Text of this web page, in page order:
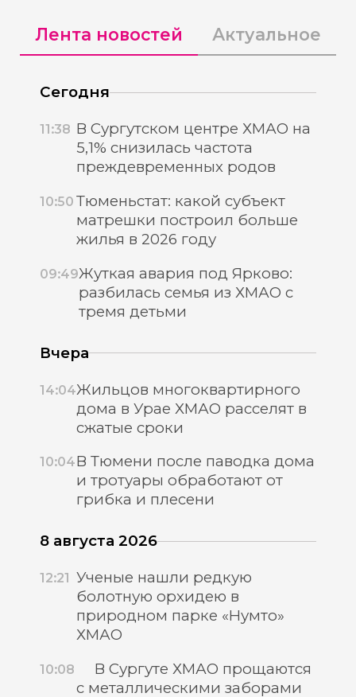
Лента новостей Актуальное
Сегодня
11:38 В Сургутском центре ХМАО на
5,1% снизилась частота
преждевременных родов
10:50 Тюменьстат: какой субъект
матрешки построил больше
жилья в 2026 году
09:49Жуткая авария под Ярково:
разбилась семья из ХМАО с
тремя детьми
Вчера
14:04Жильцов многоквартирного
дома в Урае ХМАО расселят в
сжатые сроки
10:04В Тюмени после паводка дома
и тротуары обработают от
грибка и плесени
8 августа 2026
12:21 Ученые нашли редкую
болотную орхидею в
природном парке «Нумто»
ХМАО
10:08
В Сургуте ХМАО прощаются
с металлическими заборами